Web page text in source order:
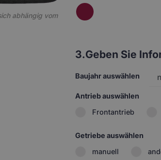
abhängig vom
3.Geben Sie
Baujahr auswählen
Antrieb auswählen
Frontantrieb
Getriebe auswählen
manuell